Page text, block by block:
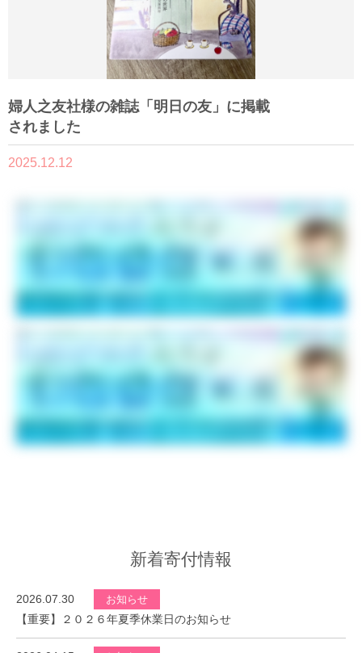
婦人之友社様の雑誌「明日の友」に掲載
されました
2025.12.12
新着寄付情報
2026.07.30 お知らせ
【重要】２０２６年夏季休業日のお知らせ